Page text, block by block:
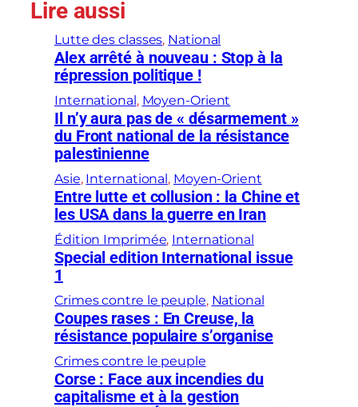
Lire aussi
Lutte des classes, National
Alex arrêté à nouveau : Stop à la
répression politique !
International , Moyen-Orient
Il n’y aura pas de « désarmement »
du Front national de la résistance
palestinienne
Asie, International , Moyen-Orient
Entre lutte et collusion : la Chine et
les USA dans la guerre en Iran
Édition Imprimée, International
Special edition International issue
1
Crimes contre le peuple, National
Coupes rases : En Creuse, la
résistance populaire s’organise
Crimes contre le peuple
Corse : Face aux incendies du
capitalisme et à la gestion